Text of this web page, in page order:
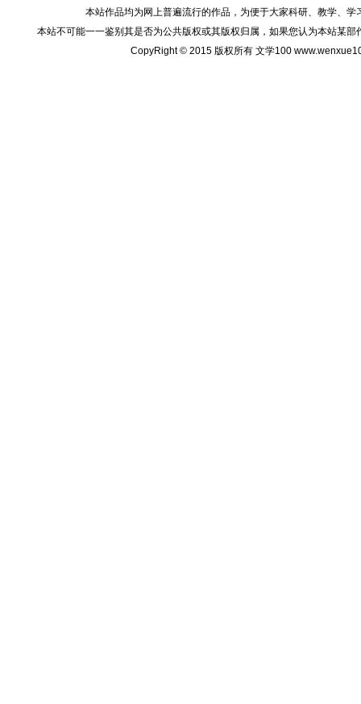
本站作品均为网上普遍流行的作品，为便于大家科研、教学、
本站不可能一一鉴别其是否为公共版权或其版权归属，如果您认为本站某
CopyRight © 2015 版权所有 文学100